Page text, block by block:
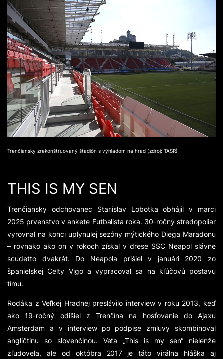
Trenčiansky zrekonštruovaný štadión s výhľadom na hrad (zdroj: TASR)
THIS IS MY SEN
Trenčiansky odchovanec Stanislav Lobotka obhájil v marci
2025 prvenstvo v ankete Futbalista roka. 30-ročný stredopoliar
vyrovnal na konci uplynulej sezóny mýtického Diega Maradonu
– rovnako ako on v rokoch získal v drese SSC Neapol slávne
scudetto dvakrát. Do Neapola prišiel v januári 2020 zo
španielskej Celty Vigo a vypracoval sa na kľúčovú postavu
tímu.
Rodáka z Veľkej Hradnej preslávilo interview v roku 2013, keď
ako 19-ročný odišiel z Trenčína na hosťovanie do Ajaxu
Amsterdam a v interview po podpise zmluvy skombinoval
angličtinu so slovenčinou. Veta „This is my sen“ nielenže
zľudovela, ale od októbra 2017 je táto virálna hláška aj